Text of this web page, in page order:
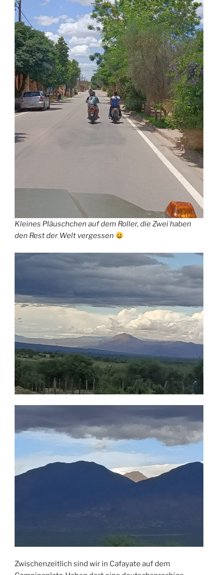
Kleines Pläuschchen auf dem Roller, die Zwei haben
den Rest der Welt vergessen
Zwischenzeitlich sind wir in Cafayate auf dem